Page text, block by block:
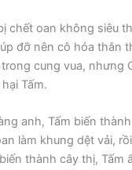
chết oan không siêu
đỡ nên cô hóa thân
cung vua, nhưng
Tấm.
anh, Tấm biến
làm khung dệt vải,
thành cây thị, Tấm